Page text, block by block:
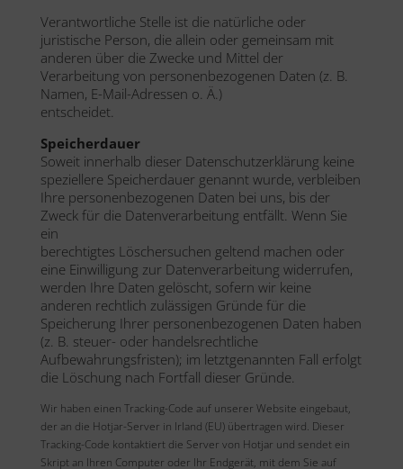
Verantwortliche Stelle ist die natürliche oder
juristische Person, die allein oder gemeinsam mit
anderen über die Zwecke und Mittel der
Verarbeitung von personenbezogenen Daten (z. B.
Namen, E-Mail-Adressen o. Ä.)
entscheidet.
Speicherdauer
Soweit innerhalb dieser Datenschutzerklärung keine
speziellere Speicherdauer genannt wurde, verbleiben
Ihre personenbezogenen Daten bei uns, bis der
Zweck für die Datenverarbeitung entfällt. Wenn Sie
ein
berechtigtes Löschersuchen geltend machen oder
eine Einwilligung zur Datenverarbeitung widerrufen,
werden Ihre Daten gelöscht, sofern wir keine
anderen rechtlich zulässigen Gründe für die
Speicherung Ihrer personenbezogenen Daten haben
(z. B. steuer- oder handelsrechtliche
Aufbewahrungsfristen); im letztgenannten Fall erfolgt
die Löschung nach Fortfall dieser Gründe.
Wir haben einen Tracking-Code auf unserer Website eingebaut,
der an die Hotjar-Server in Irland (EU) übertragen wird. Dieser
Tracking-Code kontaktiert die Server von Hotjar und sendet ein
Skript an Ihren Computer oder Ihr Endgerät, mit dem Sie auf